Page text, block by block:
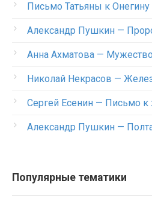
Письмо Татьяны к Онегину
Александр Пушкин —
Анна Ахматова — Мужество
Николай Некрасов —
Сергей Есенин — Письмо
Александр Пушкин —
Популярные тематики